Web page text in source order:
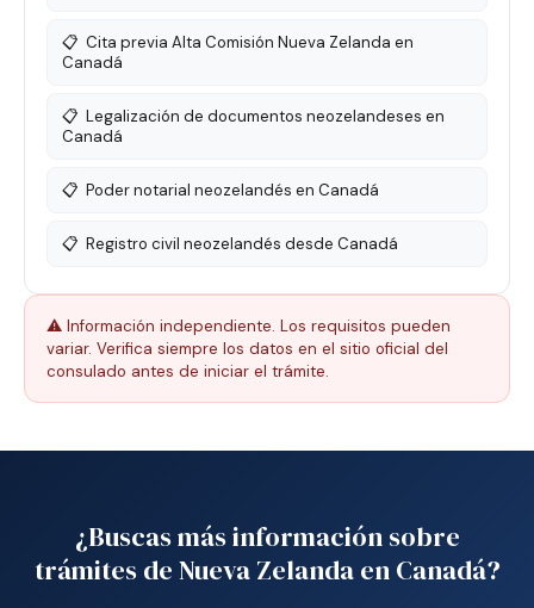
📋 Cita previa Alta Comisión Nueva Zelanda en
Canadá
📋 Legalización de documentos neozelandeses en
Canadá
📋 Poder notarial neozelandés en Canadá
📋 Registro civil neozelandés desde Canadá
⚠️ Información independiente. Los requisitos pueden
variar. Verifica siempre los datos en el sitio oficial del
consulado antes de iniciar el trámite.
¿Buscas más información sobre
trámites de Nueva Zelanda en Canadá?